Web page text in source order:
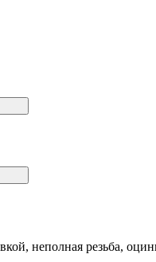
неполная резьба,